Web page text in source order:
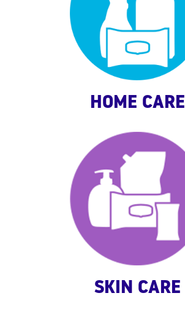
HOME CARE
SKIN CARE